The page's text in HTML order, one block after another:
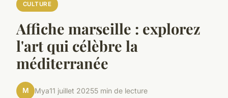
CULTURE
Affiche marseille : explorez
l'art qui célèbre la
méditerranée
M Mya11 juillet 20255 min de lecture